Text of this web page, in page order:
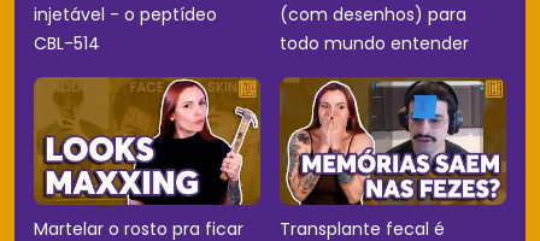
injetável - o peptídeo
CBL-514
(com desenhos) para
todo mundo entender
Martelar o rosto pra ficar
Transplante fecal é